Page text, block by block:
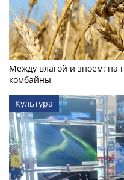
Между влагой и зноем: на
комбайны
Культура